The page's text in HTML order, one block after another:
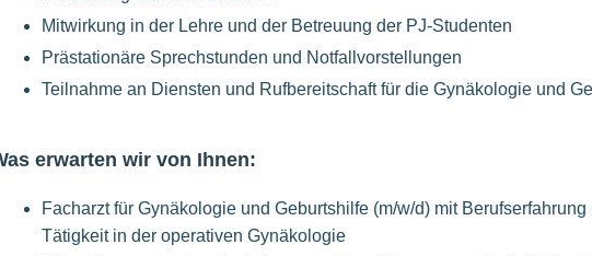
Mitwirkung in der Lehre und der Betreuung der PJ-Studenten
Prästationäre Sprechstunden und Notfallvorstellungen
Teilnahme an Diensten und Rufbereitschaft für die Gynäkologie und
erwarten wir von Ihnen:
Facharzt für Gynäkologie und Geburtshilfe (m/w/d) mit
Tätigkeit in der operativen Gynäkologie